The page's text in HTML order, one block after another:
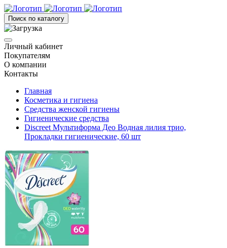
Поиск по каталогу
Личный кабинет
Покупателям
О компании
Контакты
Главная
Косметика и гигиена
Средства женской гигиены
Гигиенические средства
Discreet Мультиформа Део Водная лилия трио,
Прокладки гигиенические, 60 шт